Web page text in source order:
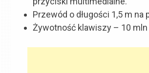
Przewód o długości 1,5 m na
Żywotność klawiszy – 10